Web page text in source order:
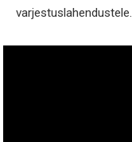
varjestuslahendustele.